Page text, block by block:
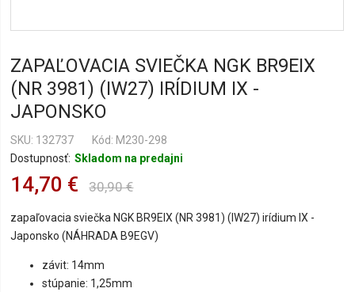
ZAPAĽOVACIA SVIEČKA NGK BR9EIX
(NR 3981) (IW27) IRÍDIUM IX -
JAPONSKO
Dostupnosť: Skladom na predajni
SKU 132737 Kód: M230-298
14,70 € 30,90 €
zapaľovacia sviečka NGK BR9EIX (NR 3981) (IW27) irídium IX -
Japonsko (NÁHRADA B9EGV)
závit: 14mm
stúpanie: 1,25mm